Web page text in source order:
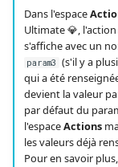
Dans l'espace
Ultimate 💎,
s'affiche avec un
param3 (s'il y a
qui a été
devient la valeur
par défaut du
l'espaceActions
les valeurs déjà
Pour en savoir